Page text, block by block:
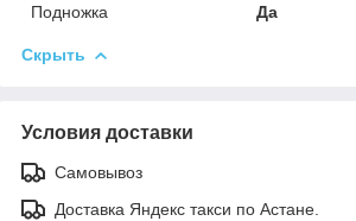
Подножка Да
Скрыть
Условия доставки
Самовывоз
Доставка Яндекс такси по Астане.